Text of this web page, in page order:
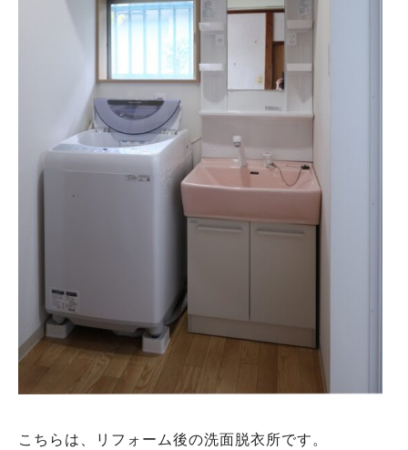
こちらは、リフォーム後の洗面脱衣所です。